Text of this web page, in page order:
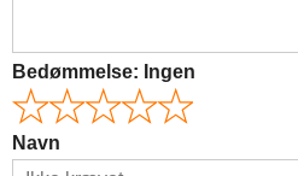
Bedømmelse: Ingen
Navn